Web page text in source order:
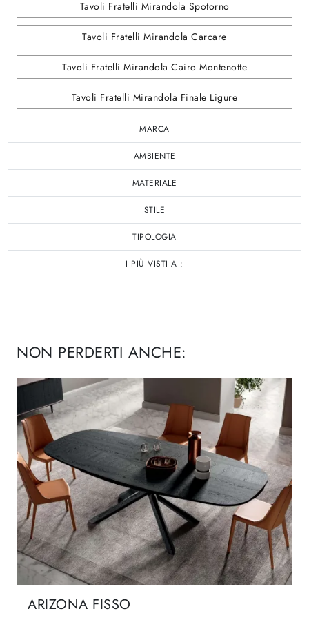
Tavoli Fratelli Mirandola Spotorno
Tavoli Fratelli Mirandola Carcare
Tavoli Fratelli Mirandola Cairo Montenotte
Tavoli Fratelli Mirandola Finale Ligure
MARCA
AMBIENTE
MATERIALE
STILE
TIPOLOGIA
I PIÙ VISTI A :
NON PERDERTI ANCHE:
ARIZONA FISSO